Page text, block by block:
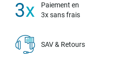
Paiement en
3x sans frais
SAV & Retours